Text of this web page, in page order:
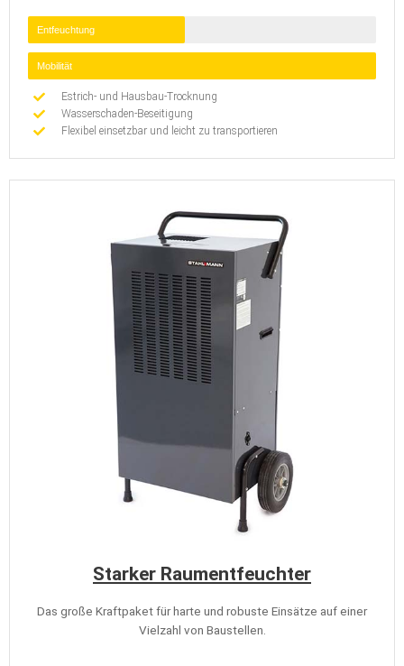
Entfeuchtung
Mobilität
Estrich- und Hausbau-Trocknung
Wasserschaden-Beseitigung
Flexibel einsetzbar und leicht zu transportieren
Starker Raumentfeuchter
Das große Kraftpaket für harte und robuste Einsätze auf einer
Vielzahl von Baustellen.